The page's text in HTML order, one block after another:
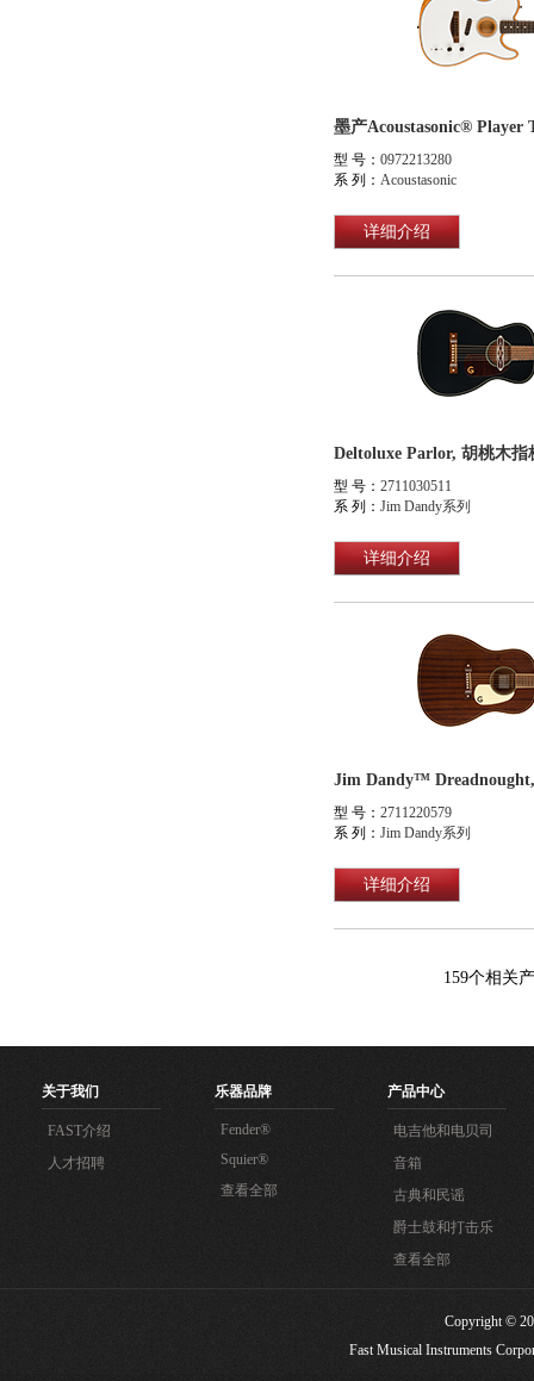
型 号： 0972213280
系 列： Acoustasonic
详细介绍
Deltoluxe Parlor, 胡桃木
型 号： 2711030511
系 列： Jim Dandy系列
详细介绍
型 号： 2711220579
系 列： Jim Dandy系列
详细介绍
159个相关
关于我们
FAST介绍
人才招聘
乐器品牌
Fender®
Squier®
查看全部
产品中心
电吉他和电贝司
音箱
古典和民谣
爵士鼓和打击乐
查看全部
Copyright ©
Fast Musical Instruments